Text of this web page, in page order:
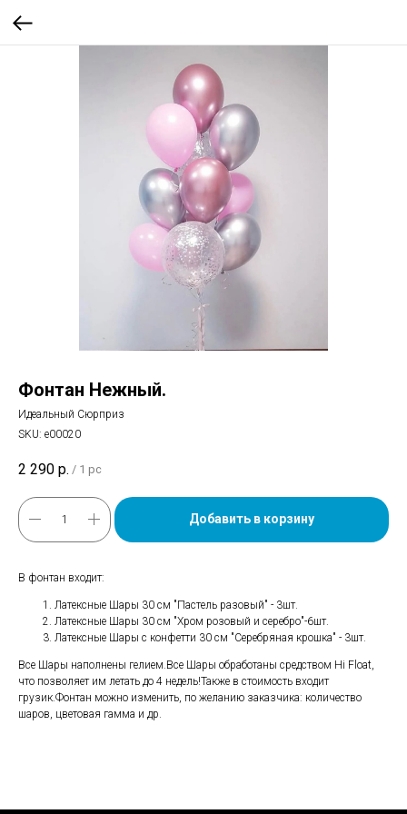
Фонтан Нежный.
Идеальный Сюрприз
SKU: е00020
2 290 р. / 1 pc
Добавить в корзину
В фонтан входит:
Латексные Шары 30 см "Пастель разовый" - 3шт.
Латексные Шары 30 см "Хром розовый и серебро"-6шт.
Латексные Шары с конфетти 30 см "Серебряная крошка" - 3шт.
Все Шары наполнены гелием.Все Шары обработаны средством Hi Float,
что позволяет им летать до 4 недель!Также в стоимость входит
грузик.Фонтан можно изменить, по желанию заказчика: количество
шаров, цветовая гамма и др.